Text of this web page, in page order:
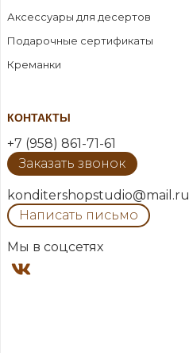
Аксессуары для десертов
Подарочные сертификаты
Креманки
КОНТАКТЫ
+7 (958) 861-71-61
Заказать звонок
konditershopstudio@mail.ru
Написать письмо
Мы в соцсетях